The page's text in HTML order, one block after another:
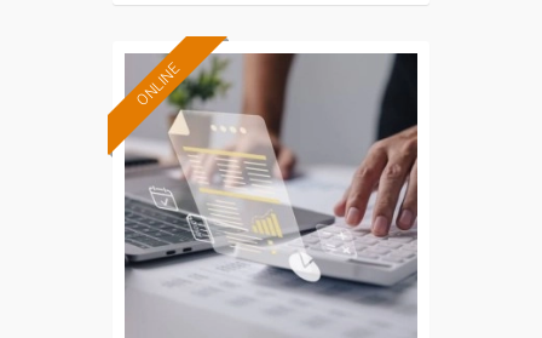
ONLINE
Formación 100%
subvencionada.
Para desempleados,
trabajadores y autónomos.
Sector
-Administración.